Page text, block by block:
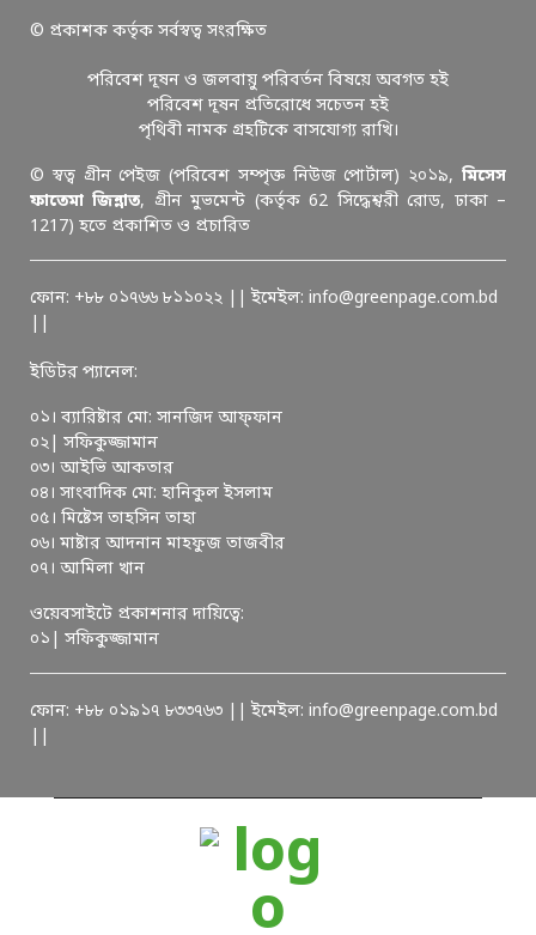
© প্রকাশক কর্তৃক সর্বস্বত্ব সংরক্ষিত
পরিবেশ দূষন ও জলবায়ু পরিবর্তন বিষয়ে অবগত হই
পরিবেশ দূষন প্রতিরোধে সচেতন হই
পৃথিবী নামক গ্রহটিকে বাসযোগ্য রাখি।
© স্বত্ব গ্রীন পেইজ (পরিবেশ সম্পৃক্ত নিউজ পোর্টাল) ২০১৯, মিসেস
ফাতেমা জিন্নাত, গ্রীন মুভমেন্ট (কর্তৃক 62 সিদ্ধেশ্বরী রোড, ঢাকা –
1217) হতে প্রকাশিত ও প্রচারিত
ফোন: +৮৮ ০১৭৬৬ ৮১১০২২ || ইমেইল: info@greenpage.com.bd
ইডিটর প্যানেল:
০১। ব্যারিষ্টার মো: সানজিদ আফ্ফান
০২| সফিকুজ্জামান
০৩। আইভি আকতার
০৪। সাংবাদিক মো: হানিকুল ইসলাম
০৫। মিষ্টেস তাহসিন তাহা
০৬। মাষ্টার আদনান মাহফুজ তাজবীর
০৭। আমিলা খান
ওয়েবসাইটে প্রকাশনার দায়িত্বে:
০১| সফিকুজ্জামান
ফোন: +৮৮ ০১৯১৭ ৮৩৩৭৬৩ || ইমেইল: info@greenpage.com.bd